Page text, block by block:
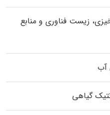
زیست فناوری و منابع
آب
گیاهی